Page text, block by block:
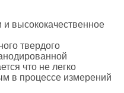
и высококачественное
твердого
что не легко
в процессе измерений